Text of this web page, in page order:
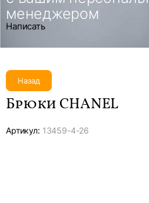
менеджером
Написать
Назад
Брюки CHANEL
Артикул: 13459-4-26